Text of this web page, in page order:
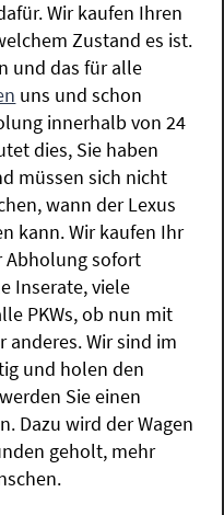
Wir kaufen Ihren
Zustand es ist.
und das für alle
uns und schon
innerhalb von 24
dies, Sie haben
müssen sich nicht
wann der Lexus
kann. Wir kaufen Ihr
Abholung sofort
Inserate, viele
PKWs, ob nun mit
anderes. Wir sind im
und holen den
Sie einen
Dazu wird der Wagen
geholt, mehr